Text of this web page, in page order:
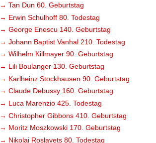
→ Tan Dun 60. Geburtstag
→ Erwin Schulhoff 80. Todestag
→ George Enescu 140. Geburtstag
→ Johann Baptist Vanhal 210. Todestag
→ Wilhelm Killmayer 90. Geburtstag
→ Lili Boulanger 130. Geburtstag
→ Karlheinz Stockhausen 90. Geburtstag
→ Claude Debussy 160. Geburtstag
→ Luca Marenzio 425. Todestag
→ Christopher Gibbons 410. Geburtstag
→ Moritz Moszkowski 170. Geburtstag
→ Nikolai Roslavets 80. Todestag